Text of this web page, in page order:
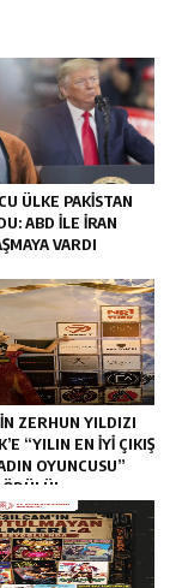
ÜLKE PAKISTAN
ABD ILE İRAN
VARDI
ZERHUN YILDIZI
“YILIN EN İYİ ÇIKIŞ
OYUNCUSU”
ÖDÜLÜ!